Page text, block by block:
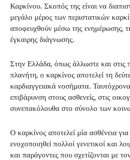
Καρκίνου. Σκοπός της είναι να
μεγάλο μέρος των περιστατικών
αποφευχθούν μέσω της ενημέρωσης,
έγκαιρης διάγνωσης.
Στην Ελλάδα, όπως άλλωστε και στις
πλανήτη, ο καρκίνος αποτελεί τη
καρδιαγγειακά νοσήματα. Ταυτόχρονα
επιβάρυνση στους ασθενείς, στις
συνεπακόλουθα στο σύνολο των
Ο καρκίνος αποτελεί μία ασθένεια
ενοχοποιηθεί πολλοί γενετικοί και
και παράγοντες που σχετίζονται με